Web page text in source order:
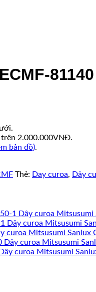
81140
2.000.000VNĐ.
bản đồ).
Thẻ: Day curoa, Dây
Dây curoa
Dây curoa Mitsusumi
curoa Mitsusumi Sanlux
Dây curoa Mitsusumi
Dây curoa Mitsusumi